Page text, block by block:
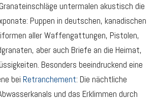
untermalen akustisch die
Puppen in deutschen, kanadischen
aller Waffengattungen, Pistolen,
aber auch Briefe an die Heimat,
Besonders beeindruckend eine
bei Retranchement: Die nächtliche
und das Erklimmen durch